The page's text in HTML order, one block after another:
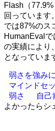
Flash（
回っています
では87%のス
HumanEval
の実績により
となっていま
弱さを強み
マインドセ
弱さ
自己
よかったらシ